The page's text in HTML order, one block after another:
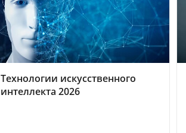
Технологии искусственного
интеллекта 2026